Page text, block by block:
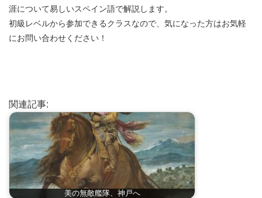
涯について易しいスペイン語で解説します。
初級レベルから参加できるクラスなので、気になった方はお気軽
にお問い合わせください！
関連記事:
美の無敵艦隊、神戸へ